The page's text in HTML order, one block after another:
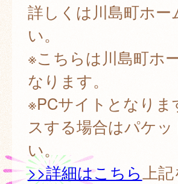
詳しくは川島町ホ
い。
※こちらは川島町ホ
なります。
※PCサイトとなり
スする場合はパケ
い。
>>詳細はこちら上